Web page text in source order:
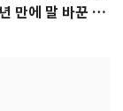
만에 말 바꾼 이